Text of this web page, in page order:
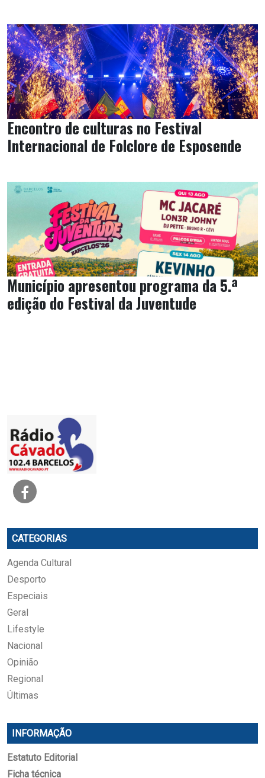
Encontro de culturas no Festival
Internacional de Folclore de Esposende
Município apresentou programa da 5.ª
edição do Festival da Juventude
CATEGORIAS
Agenda Cultural
Desporto
Especiais
Geral
Lifestyle
Nacional
Opinião
Regional
Últimas
INFORMAÇÃO
Estatuto Editorial
Ficha técnica